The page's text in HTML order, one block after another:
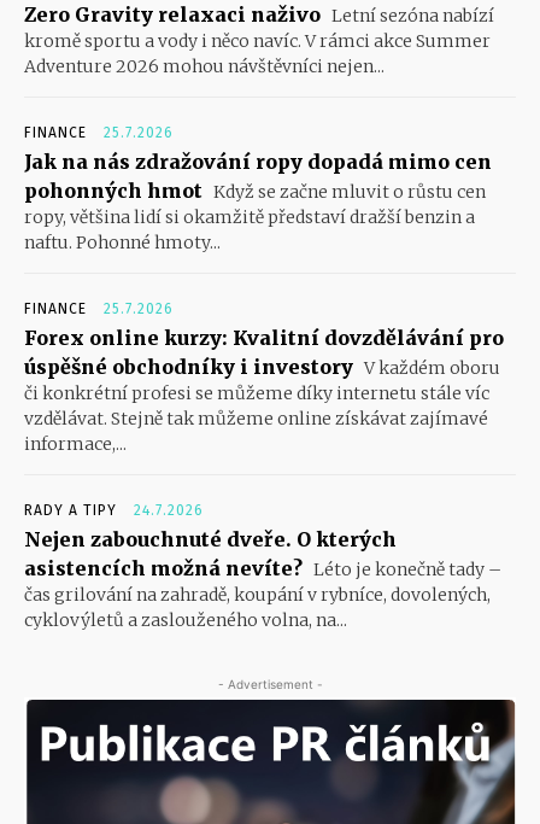
Zero Gravity relaxaci naživo Letní sezóna nabízí
kromě sportu a vody i něco navíc. V rámci akce Summer
Adventure 2026 mohou návštěvníci nejen...
FINANCE 25.7.2026
Jak na nás zdražování ropy dopadá mimo cen
pohonných hmot Když se začne mluvit o růstu cen
ropy, většina lidí si okamžitě představí dražší benzin a
naftu. Pohonné hmoty...
FINANCE 25.7.2026
Forex online kurzy: Kvalitní dovzdělávání pro
úspěšné obchodníky i investory V každém oboru
či konkrétní profesi se můžeme díky internetu stále víc
vzdělávat. Stejně tak můžeme online získávat zajímavé
informace,...
RADY A TIPY 24.7.2026
Nejen zabouchnuté dveře. O kterých
asistencích možná nevíte? Léto je konečně tady –
čas grilování na zahradě, koupání v rybníce, dovolených,
cyklovýletů a zaslouženého volna, na...
- Advertisement -